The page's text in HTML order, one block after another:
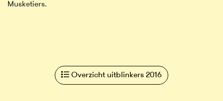
Musketiers.
Overzicht uitblinkers 2016